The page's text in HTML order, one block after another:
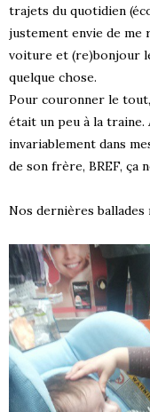
trajets du quotidien
justement envie de
voiture et (re)bonjour
quelque chose.
Pour couronner le
était un peu à la traine.
invariablement dans
de son frère, BREF, ça
Nos dernières ballades